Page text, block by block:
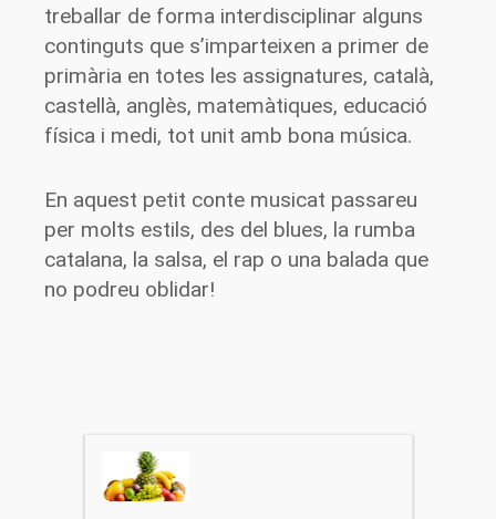
treballar de forma interdisciplinar alguns
continguts que s’imparteixen a primer de
primària en totes les assignatures, català,
castellà, anglès, matemàtiques, educació
física i medi, tot unit amb bona música.
En aquest petit conte musicat passareu
per molts estils, des del blues, la rumba
catalana, la salsa, el rap o una balada que
no podreu oblidar!